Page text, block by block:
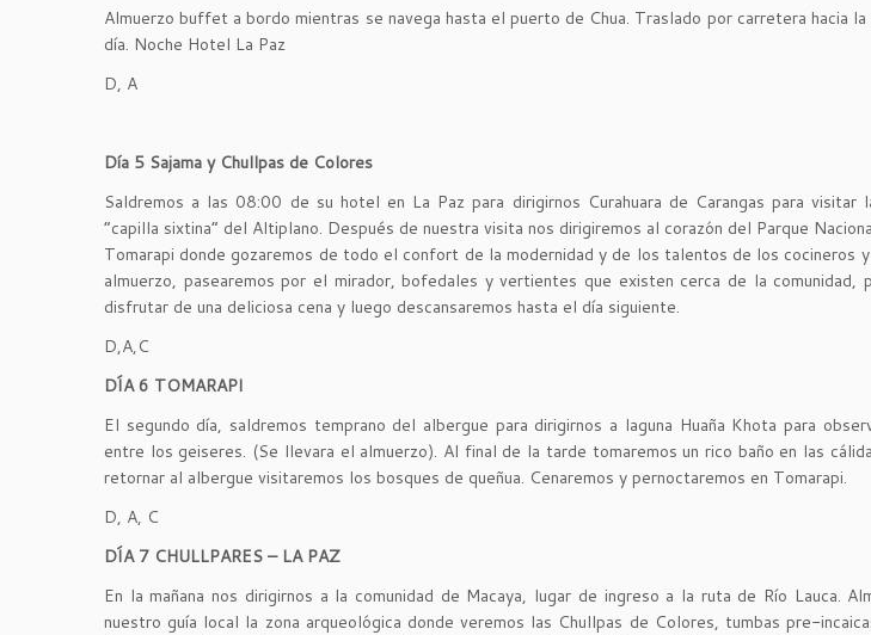
Almuerzo buffet a bordo mientras se navega hasta el puerto de Chua. Traslado por carretera hacia
día. Noche Hotel La Paz
D, A
Día 5 Sajama y Chullpas de Colores
Saldremos a las 08:00 de su hotel en La Paz para dirigirnos Curahuara de Carangas para visitar
“capilla sixtina” del Altiplano. Después de nuestra visita nos dirigiremos al corazón del Parque
Tomarapi donde gozaremos de todo el confort de la modernidad y de los talentos de los cocineros
almuerzo, pasearemos por el mirador, bofedales y vertientes que existen cerca de la comunidad,
disfrutar de una deliciosa cena y luego descansaremos hasta el día siguiente.
D,A,C
DÍA 6 TOMARAPI
El segundo día, saldremos temprano del albergue para dirigirnos a laguna Huaña Khota para
entre los geiseres. (Se llevara el almuerzo). Al final de la tarde tomaremos un rico baño en las
retornar al albergue visitaremos los bosques de queñua. Cenaremos y pernoctaremos en Tomarapi.
D, A, C
DÍA 7 CHULLPARES – LA PAZ
En la mañana nos dirigirnos a la comunidad de Macaya, lugar de ingreso a la ruta de Río Lauca.
nuestro guía local la zona arqueológica donde veremos las Chullpas de Colores, tumbas pre-